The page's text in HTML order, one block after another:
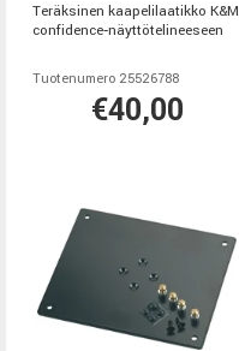
Teräksinen kaapelilaatikko K&M
confidence‑näyttötelineeseen
Tuotenumero 25526788
€40,00